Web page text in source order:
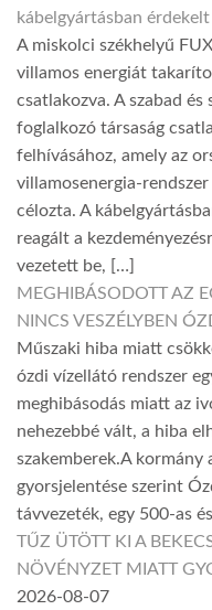
kábelgyártásban érdekelt
A miskolci székhelyű
villamos energiát
csatlakozva. A szabad és
foglalkozó társaság
felhívásához, amely az
villamosenergia-
célozta. A
reagált a
vezetett be, […]
MEGHIBÁSODOTT AZ
NINCS VESZÉLYBEN
Műszaki hiba miatt
ózdi vízellátó rendszer
meghibásodás miatt az
nehezebbé vált, a hiba
szakemberek.A kormány
gyorsjelentése szerint
távvezeték, egy 500-as
TŰZ ÜTÖTT KI A
NÖVÉNYZET MIATT
2026-08-07